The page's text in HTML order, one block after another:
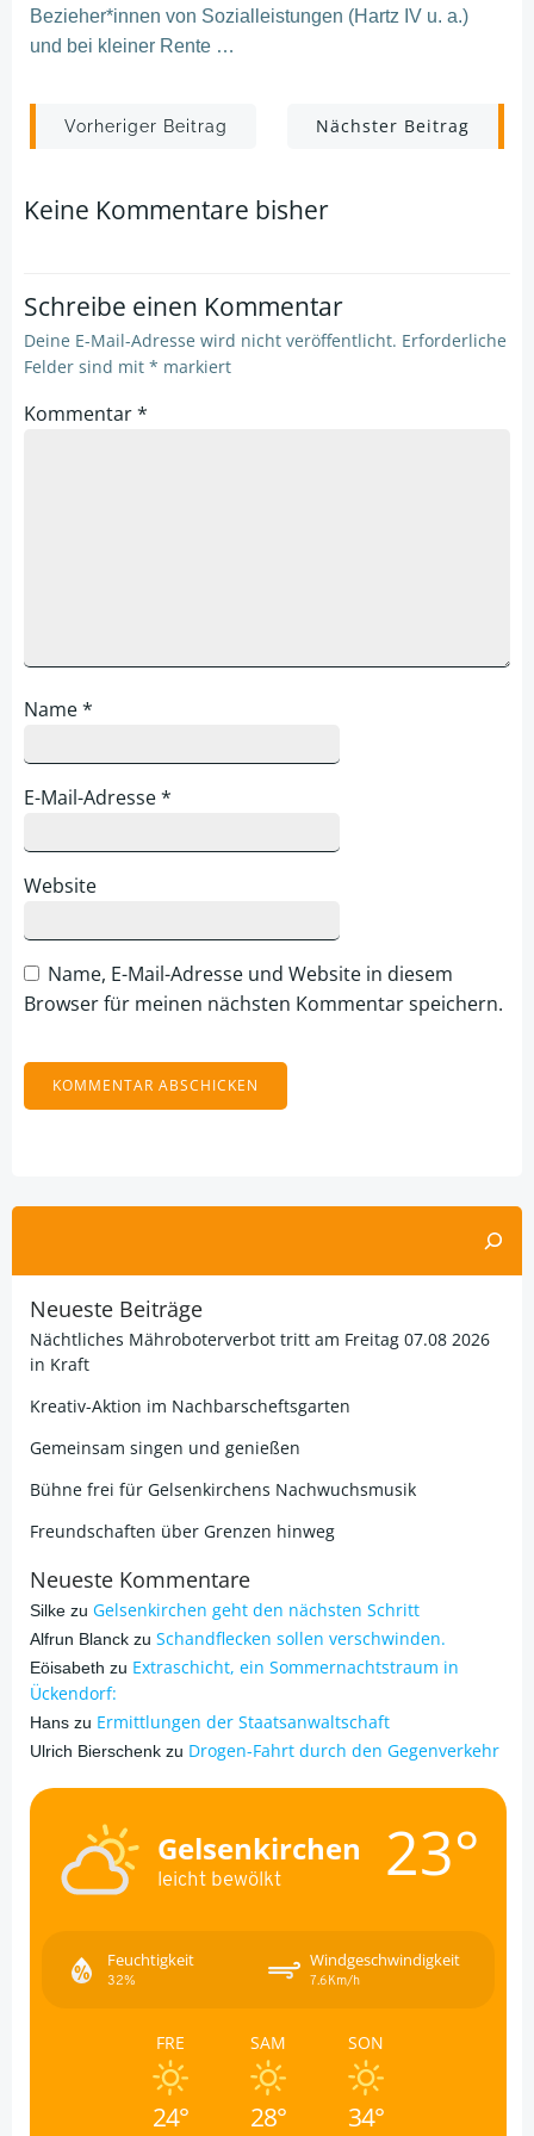
Bezieher*innen von Sozialleistungen (Hartz IV u. a.)
und bei kleiner Rente …
Post
navigation
Vorheriger Beitrag
Post
navigation
Nächster Beitrag
Keine Kommentare bisher
Schreibe einen Kommentar
Deine E-Mail-Adresse wird nicht veröffentlicht. Erforderliche
Felder sind mit * markiert
Kommentar*
Name*
E-Mail-Adresse*
Website
Name, E-Mail-Adresse und Website in diesem
Browser für meinen nächsten Kommentar speichern.
Neueste Beiträge
Nächtliches Mähroboterverbot tritt am Freitag 07.08 2026
in Kraft
Kreativ-Aktion im Nachbarscheftsgarten
Gemeinsam singen und genießen
Bühne frei für Gelsenkirchens Nachwuchsmusik
Freundschaften über Grenzen hinweg
Neueste Kommentare
Silke zu Gelsenkirchen geht den nächsten Schritt
Alfrun Blanck zu Schandflecken sollen verschwinden.
Eöisabeth zu Extraschicht, ein Sommernachtstraum in
Ückendorf:
Hans zu Ermittlungen der Staatsanwaltschaft
Ulrich Bierschenk zu Drogen-Fahrt durch den Gegenverkehr
Gelsenkirchen
leicht bewölkt 23°
Feuchtigkeit
32%
Windgeschwindigkeit
7.6Km/h
FRE
24°
SAM
28°
SON
34°